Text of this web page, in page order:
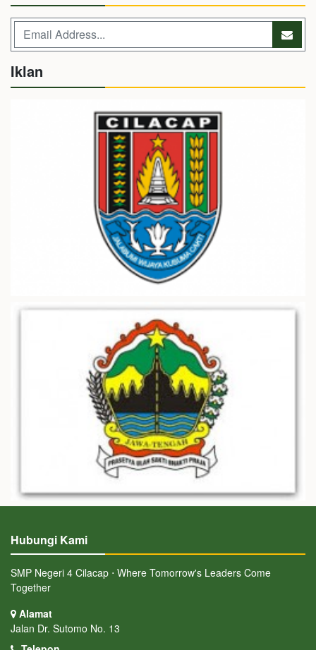
Iklan
Hubungi Kami
SMP Negeri 4 Cilacap ⋅ Where Tomorrow's Leaders Come
Together
Alamat
Jalan Dr. Sutomo No. 13